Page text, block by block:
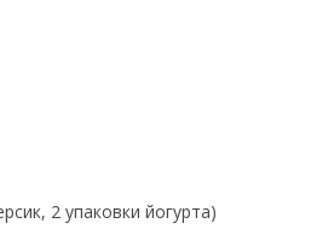
2 упаковки йогурта)